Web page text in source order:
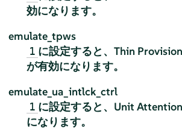
効になります。
emulate_tpws
1 に設定すると、Thin
が有効になります。
emulate_ua_intlck_ctrl
1 に設定すると、Unit
になります。